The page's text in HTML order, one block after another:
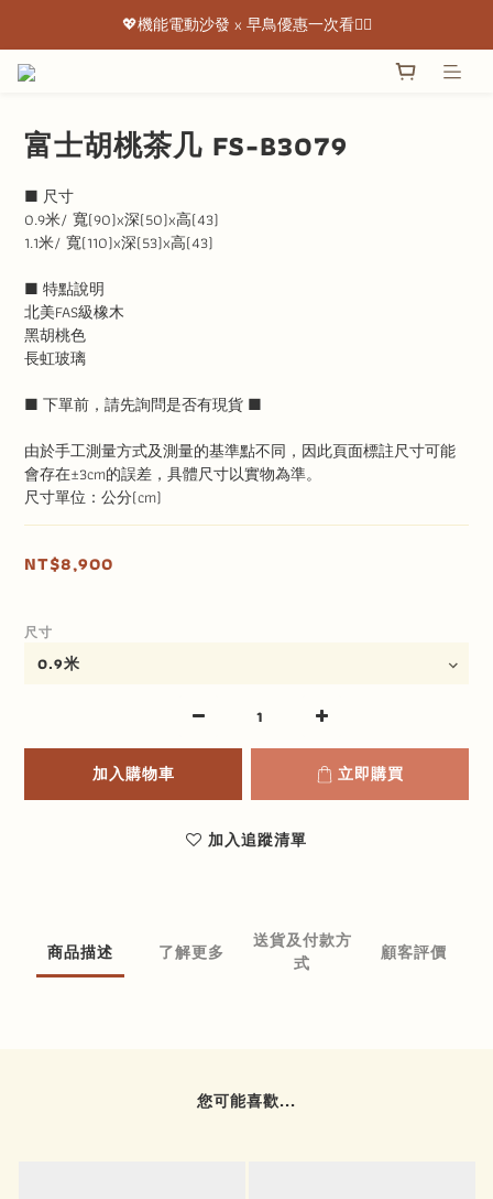
💖機能電動沙發 x 早鳥優惠一次看👇🏻
💖機能電動沙發 x 早鳥優惠一次看👇🏻
富士胡桃茶几 FS-B3079
■ 尺寸
0.9米/ 寬(90)x深(50)x高(43)
1.1米/ 寬(110)x深(53)x高(43)
■ 特點說明
北美FAS級橡木
黑胡桃色
長虹玻璃
■ 下單前，請先詢問是否有現貨 ■
由於手工測量方式及測量的基準點不同，因此頁面標註尺寸可能
會存在±3cm的誤差，具體尺寸以實物為準。
尺寸單位：公分(cm)
NT$8,900
尺寸
加入購物車 立即購買
加入追蹤清單
商品描述 了解更多
送貨及付款方
式
顧客評價
您可能喜歡...